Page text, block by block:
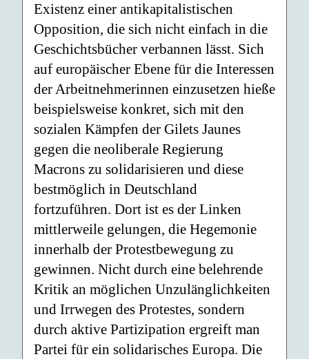
Existenz einer antikapitalistischen
Opposition, die sich nicht einfach in die
Geschichtsbücher verbannen lässt. Sich
auf europäischer Ebene für die Interessen
der Arbeitnehmerinnen einzusetzen hieße
beispielsweise konkret, sich mit den
sozialen Kämpfen der Gilets Jaunes
gegen die neoliberale Regierung
Macrons zu solidarisieren und diese
bestmöglich in Deutschland
fortzuführen. Dort ist es der Linken
mittlerweile gelungen, die Hegemonie
innerhalb der Protestbewegung zu
gewinnen. Nicht durch eine belehrende
Kritik an möglichen Unzulänglichkeiten
und Irrwegen des Protestes, sondern
durch aktive Partizipation ergreift man
Partei für ein solidarisches Europa. Die